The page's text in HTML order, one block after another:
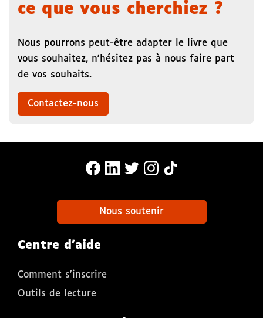
ce que vous cherchiez ?
Nous pourrons peut-être adapter le livre que
vous souhaitez, n'hésitez pas à nous faire part
de vos souhaits.
Contactez-nous
MonaLira Sur Facebook (nouvelle
MonaLira Sur Linkedin
MonaLira Sur Twitter
MonaLira Sur
Nous soutenir
Centre d'aide
Comment s'inscrire
Outils de lecture